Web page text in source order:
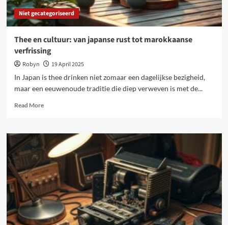
Niet gecategoriseerd
Thee en cultuur: van japanse rust tot marokkaanse
verfrissing
Robyn
19 April 2025
In Japan is thee drinken niet zomaar een dagelijkse bezigheid,
maar een eeuwenoude traditie die diep verweven is met de...
Read MoreRead
Thee
cultuur:
van
japanse
rust
tot
marokkaanse
verfrissing